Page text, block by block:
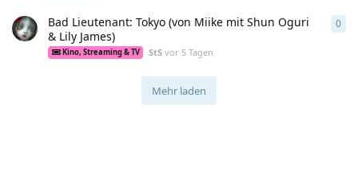
Bad Lieutenant: Tokyo (von Miike mit Shun Oguri
& Lily James)
Kino, Streaming & TV StS vor 5 Tagen
0
Mehr laden